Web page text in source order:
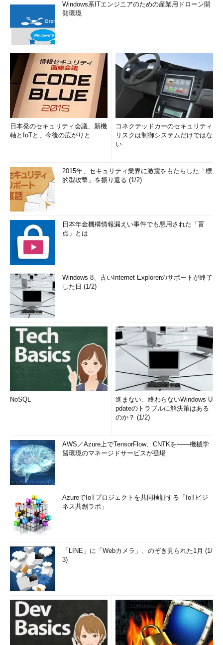
Windows系ITエンジニアのための産業用ドローン開
発環境
日本発のセキュリティ会議、新機
軸とIoTと、今後の広がりと
コネクテッドカーのセキュリティ
リスクは制御システムだけではな
い
2015年、セキュリティ業界に激震をもたらした「標
的型攻撃」を振り返る (1/2)
日本年金機構情報漏えい事件でも悪用された「盲
点」とは
Windows 8、古いInternet Explorerのサポートが終了
した日 (1/2)
NoSQL
進まない、終わらないWindows U
pdateのトラブルに解決策はある
のか？ (1/2)
AWS／Azure上でTensorFlow、CNTKを――機械学
習環境のマネージドサービスが登場
AzureでIoTプロジェクトを共同検証する「IoTビジ
ネス共創ラボ」
「LINE」に「Webカメラ」、のぞき見られた1月 (1/
3)